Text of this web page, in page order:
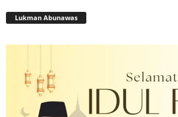
Lukman Abunawas